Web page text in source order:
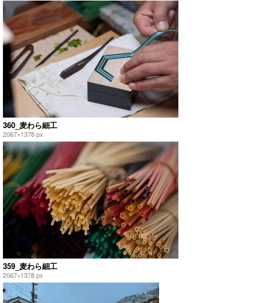
360_麦わら細工
2067×1378 px
359_麦わら細工
2067×1378 px